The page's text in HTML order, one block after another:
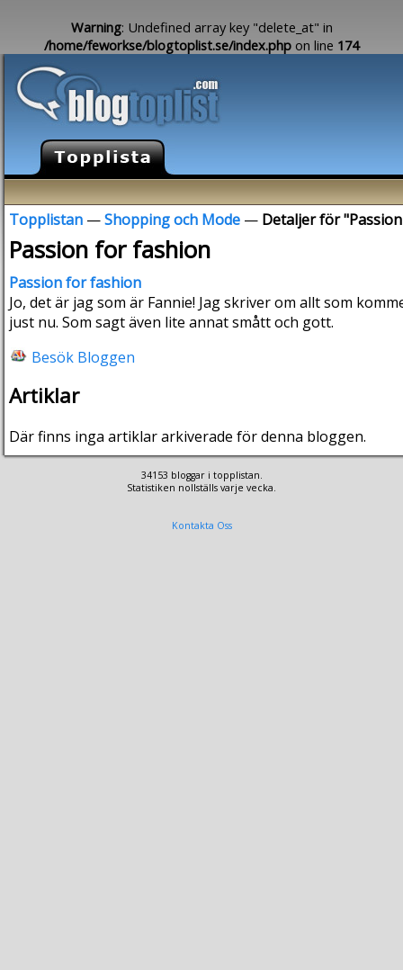
Warning: Undefined array key "delete_at" in
/home/feworkse/blogtoplist.se/index.php on line 174
Topplistan —Shopping och Mode — Detaljer för
Passion for fashion
Passion for fashion
Jo, det är jag som är Fannie! Jag skriver om allt som
just nu. Som sagt även lite annat smått och gott.
Besök Bloggen
Artiklar
Där finns inga artiklar arkiverade för denna bloggen.
34153 bloggar i topplistan.
Statistiken nollställs varje vecka.
Kontakta Oss